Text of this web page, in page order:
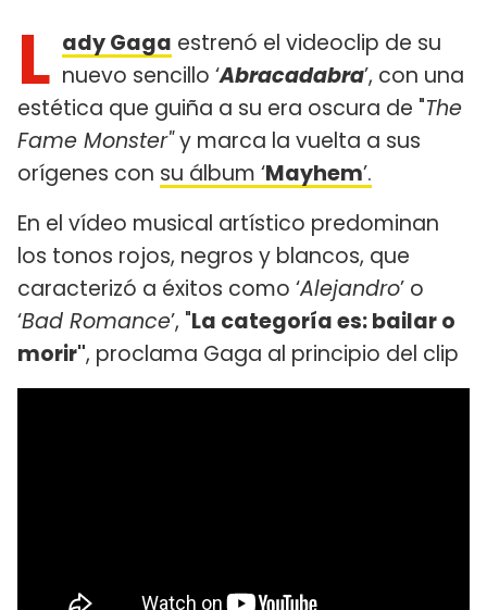
L ady Gaga estrenó el videoclip de su
nuevo sencillo ‘Abracadabra’, con una
estética que guiña a su era oscura de "The
Fame Monster"y marca la vuelta a sus
orígenes con su álbum ‘Mayhem’.
En el vídeo musical artístico predominan
los tonos rojos, negros y blancos, que
caracterizó a éxitos como ‘Alejandro’ o
‘Bad Romance’, "La categoría es: bailar o
morir", proclama Gaga al principio del clip